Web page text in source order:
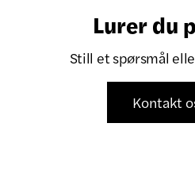
Lurer du
Still et spørsmål
Kontakt